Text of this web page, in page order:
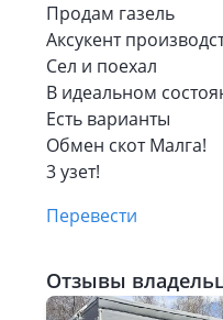
Продам газель
Аксукент
Сел и поехал
В идеальном
Есть варианты
Обмен скот Малга!
3 узет!
Перевести
Отзывы